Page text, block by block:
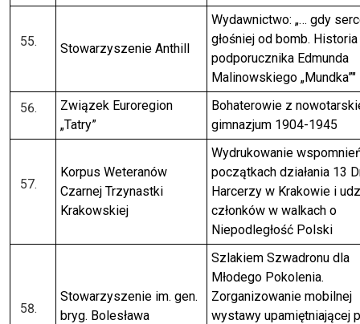
Stowarzyszenie Anthill
Wydawnictwo: „… gdy
głośniej od bomb. Historia
podporucznika Edmunda
Malinowskiego „Mundka”"
Związek Euroregion
„Tatry”
Bohaterowie z
gimnazjum 1904-1945
Korpus Weteranów
Czarnej Trzynastki
Krakowskiej
Wydrukowanie
początkach działania 13
Harcerzy w Krakowie i
członków w walkach o
Niepodległość Polski
Stowarzyszenie im. gen.
bryg. Bolesława
Szlakiem Szwadronu dla
Młodego Pokolenia.
Zorganizowanie mobilnej
wystawy upamiętniającej